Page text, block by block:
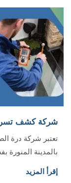
شركة كشف
تعتبر شركة درة
بالمدينة المنورة
إقرأ المزيد